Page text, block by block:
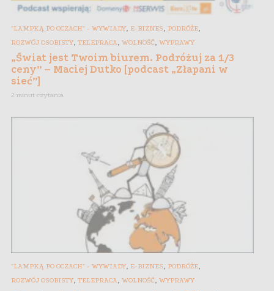
"LAMPKĄ PO OCZACH" - WYWIADY, E-BIZNES, PODRÓŻE,
ROZWÓJ OSOBISTY, TELEPRACA, WOLNOŚĆ, WYPRAWY
„Świat jest Twoim biurem. Podróżuj za 1/3
ceny” – Maciej Dutko [podcast „Złapani w
sieć”]
2 minut czytania
"LAMPKĄ PO OCZACH" - WYWIADY, E-BIZNES PODRÓŻE
ROZWÓJ OSOBISTY, TELEPRACA WOLNOŚĆ WYPRAWY